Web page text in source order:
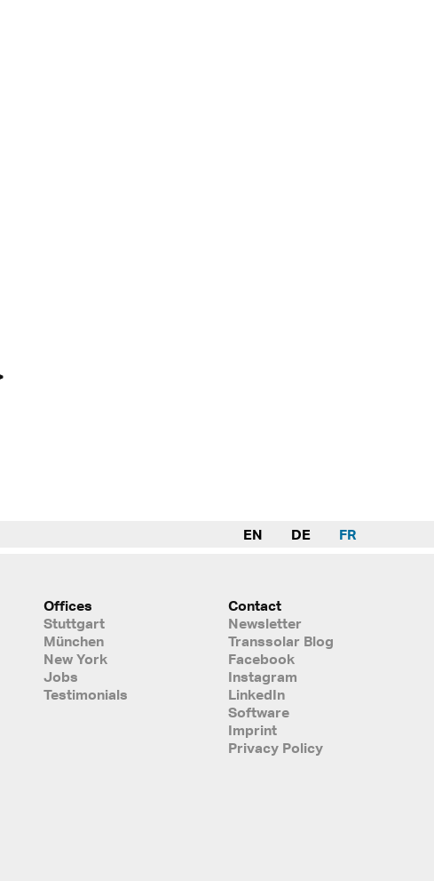
EN DE FR
Offices
Stuttgart
München
New York
Jobs
Testimonials
Contact
Newsletter
Transsolar Blog
Facebook
Instagram
LinkedIn
Software
Imprint
Privacy Policy